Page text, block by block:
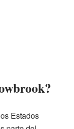
Estados